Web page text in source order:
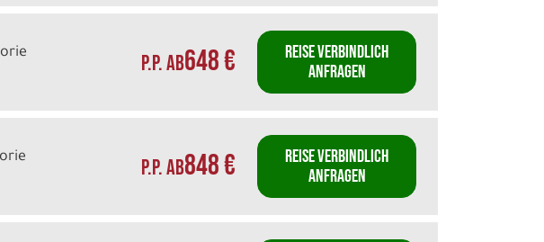
P.P. AB648 €
REISE VERBINDLICH
ANFRAGEN
P.P. AB848 €
REISE VERBINDLICH
ANFRAGEN